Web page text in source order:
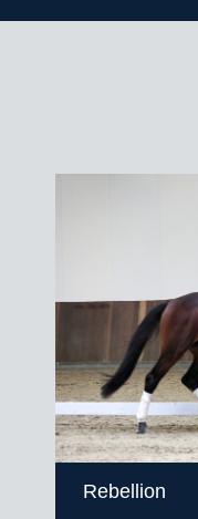
Rebellion